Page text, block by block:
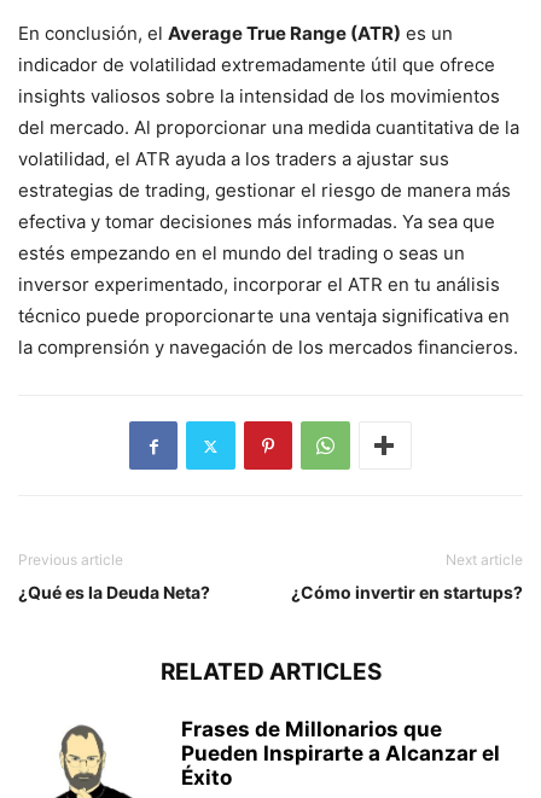
En conclusión, el Average True Range (ATR) es un
indicador de volatilidad extremadamente útil que ofrece
insights valiosos sobre la intensidad de los movimientos
del mercado. Al proporcionar una medida cuantitativa de la
volatilidad, el ATR ayuda a los traders a ajustar sus
estrategias de trading, gestionar el riesgo de manera más
efectiva y tomar decisiones más informadas. Ya sea que
estés empezando en el mundo del trading o seas un
inversor experimentado, incorporar el ATR en tu análisis
técnico puede proporcionarte una ventaja significativa en
la comprensión y navegación de los mercados financieros.
Previous article
¿Qué es la Deuda Neta?
Next article
¿Cómo invertir en startups?
RELATED ARTICLES
Frases de Millonarios que
Pueden Inspirarte a Alcanzar el
Éxito